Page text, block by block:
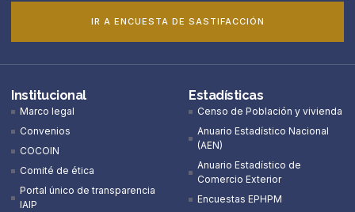
IR A ENCUESTA DE SASTIFACCIÓN
Institucional
Marco legal
Convenios
COCOIN
Comité de ética
Portal único de transparencia
IAIP
Estadísticas
Censo de Población y vivienda
Anuario Estadístico Nacional
(AEN)​
Anuario Estadístico de
Comercio Exterior
Encuestas EPHPM